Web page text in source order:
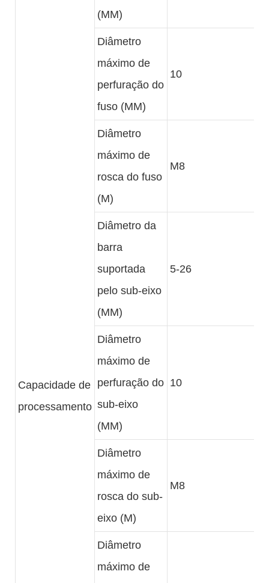
Capacidade de
processamento
(MM)
Diâmetro
máximo de
perfuração do
fuso (MM)
10
Diâmetro
máximo de
rosca do fuso
(M)
M8
Diâmetro da
barra
suportada
pelo sub-eixo
(MM)
5-26
Diâmetro
máximo de
perfuração do
sub-eixo
(MM)
10
Diâmetro
máximo de
rosca do sub-
eixo (M)
M8
Diâmetro
máximo de